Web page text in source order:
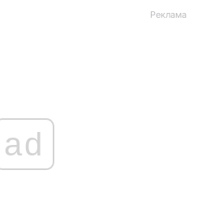
Реклама
ad